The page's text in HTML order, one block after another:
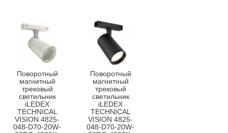
Поворотный
магнитный
трековый
светильник
iLEDEX
TECHNICAL
VISION 4825-
048-D70-20W-
Поворотный
магнитный
трековый
светильник
iLEDEX
TECHNICAL
VISION 4825-
048-D70-20W-